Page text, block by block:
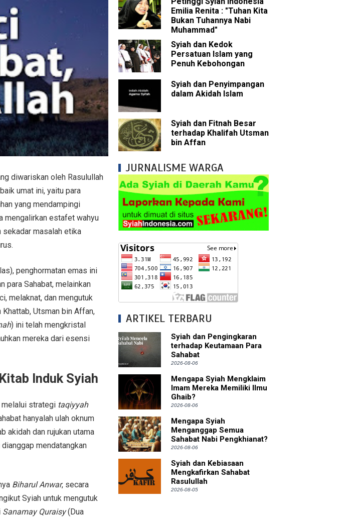
Syiah dalam Menyikapi Khalifah Abu Bakar
Konsep Imamah yang Tidak Masuk Akal dalam Islam
dalam Konsep Mahdi
Kedustaan tentang Hak Kekhalifahan
Ajarannya tentang Wilayah Imam
tentang Peristiwa Karbala
Merusak Ukhuwah Islamiyah
Palsu tentang Imam Mahdi yang Akan Muncul
Syiah dalam Menjadikan Imam sebagai Perantara kepada Allah
Menganggap Ulama Sunni sebagai Musuh?
terhadap Keutamaan Para Sahabat
diwariskan oleh Rasulullah
umat ini, yaitu para
yang mendampingi
mengalirkan estafet wahyu
sekadar masalah etika
penghormatan emas ini
para Sahabat, melainkan
melaknat, dan mengutuk
Utsman bin Affan,
) ini telah mengkristal
mereka dari esensi
Induk Syiah
melalui strategi taqiyyah
hanyalah ulah oknum
akidah dan rujukan utama
mendatangkan
Biharul Anwar, secara
Syiah untuk mengutuk
Sanamay Quraisy(Dua
Emilia Renita : "Tuhan Kita
Bukan Tuhannya Nabi
Muhammad"
Syiah dan Kedok
Persatuan Islam yang
Penuh Kebohongan
Syiah dan Penyimpangan
dalam Akidah Islam
Syiah dan Fitnah Besar
terhadap Khalifah Utsman
bin Affan
JURNALISME WARGA
ARTIKEL TERBARU
Syiah dan Pengingkaran
terhadap Keutamaan Para
Sahabat
2026-08-06
Mengapa Syiah Mengklaim
Imam Mereka Memiliki Ilmu
Ghaib?
2026-08-06
Mengapa Syiah
Menganggap Semua
Sahabat Nabi Pengkhianat?
2026-08-06
Syiah dan Kebiasaan
Mengkafirkan Sahabat
Rasulullah
2026-08-05